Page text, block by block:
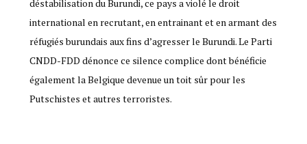
déstabilisation du Burundi, ce pays a violé le droit
international en recrutant, en entrainant et en armant des
réfugiés burundais aux fins d’agresser le Burundi. Le Parti
CNDD-FDD dénonce ce silence complice dont bénéficie
également la Belgique devenue un toit sûr pour les
Putschistes et autres terroristes.